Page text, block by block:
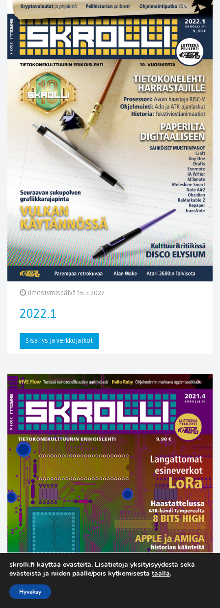
Ilmestymispäivä 16.3.2022
2022.1
Sisällys ja verkkojatkot
skrolli.fi käyttää evästeitä. Lisätietoja yksityisyydestä sekä
evästeistä ja niiden päälle/pois kytkemisestä täällä.
Hyväksy